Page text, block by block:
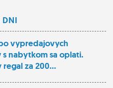
DNI
vypredajovych
nabytkom sa oplati.
za 200...